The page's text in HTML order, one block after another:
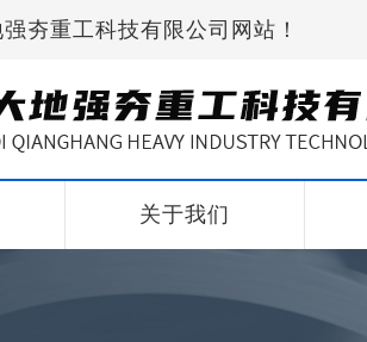
夯重工科技有限公司网站！
关于我们